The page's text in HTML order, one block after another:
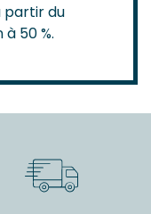
partir du
50 %.